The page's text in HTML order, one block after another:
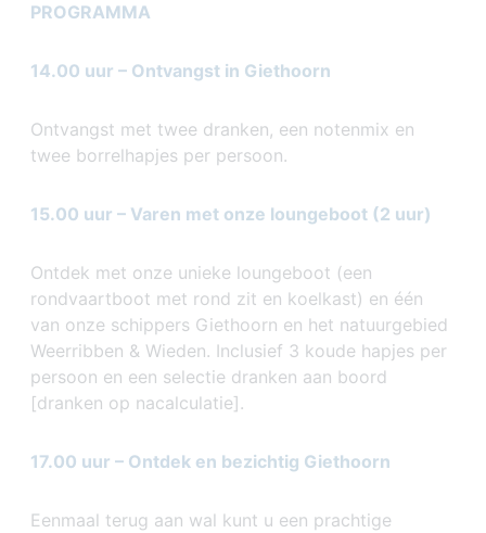
PROGRAMMA
14.00 uur – Ontvangst in Giethoorn
Ontvangst met twee dranken, een notenmix en
twee borrelhapjes per persoon.
15.00 uur – Varen met onze loungeboot (2 uur)
Ontdek met onze unieke loungeboot (een
rondvaartboot met rond zit en koelkast) en één
van onze schippers Giethoorn en het natuurgebied
Weerribben & Wieden. Inclusief 3 koude hapjes per
persoon en een selectie dranken aan boord
[dranken op nacalculatie].
17.00 uur – Ontdek en bezichtig Giethoorn
Eenmaal terug aan wal kunt u een prachtige